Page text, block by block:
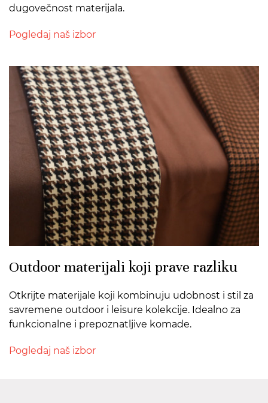
dugovečnost materijala.
Pogledaj naš izbor
Outdoor materijali koji prave razliku
Otkrijte materijale koji kombinuju udobnost i stil za
savremene outdoor i leisure kolekcije. Idealno za
funkcionalne i prepoznatljive komade.
Pogledaj naš izbor